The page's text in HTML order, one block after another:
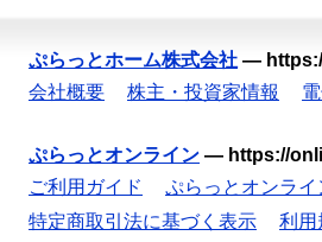
ぷらっとホーム株式会社 —
会社概要
株主・投資家情報
ぷらっとオンライン — https://
ご利用ガイド
ぷらっとオンライ
特定商取引法に基づく表示
利用